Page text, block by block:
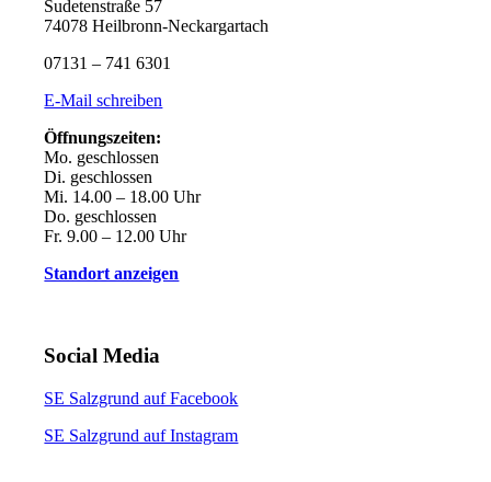
Sudetenstraße 57
74078 Heilbronn-Neckargartach
07131 – 741 6301
E-Mail schreiben
Öffnungszeiten:
Mo. geschlossen
Di. geschlossen
Mi. 14.00 – 18.00 Uhr
Do. geschlossen
Fr. 9.00 – 12.00 Uhr
Standort anzeigen
Social Media
SE Salzgrund auf Facebook
SE Salzgrund auf Instagram